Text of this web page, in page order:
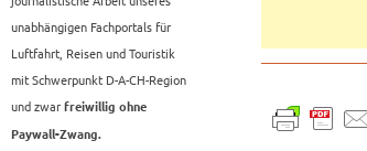
unabhängigen Fachportals für
Luftfahrt, Reisen und Touristik
mit Schwerpunkt D-A-CH-Region
und zwar freiwillig ohne
Paywall-Zwang.